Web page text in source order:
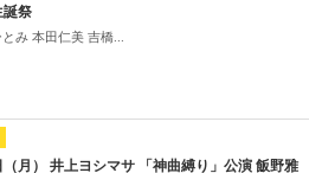
誕祭
み 本田仁美 吉橋...
（月） 井上ヨシマサ 「神曲縛り」公演 飯野雅